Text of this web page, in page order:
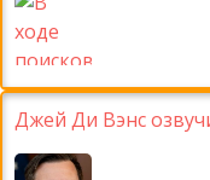
Джей Ди Вэнс